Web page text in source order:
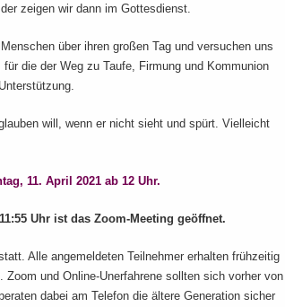
zeigen wir dann im Gottesdienst.
über ihren großen Tag und versuchen uns
die der Weg zu Taufe, Firmung und Kommunion
will, wenn er nicht sieht und spürt. Vielleicht
11. April 2021 ab 12 Uhr.
Uhr ist das Zoom-Meeting geöffnet.
Alle angemeldeten Teilnehmer erhalten frühzeitig
und Online-Unerfahrene sollten sich vorher von
dabei am Telefon die ältere Generation sicher